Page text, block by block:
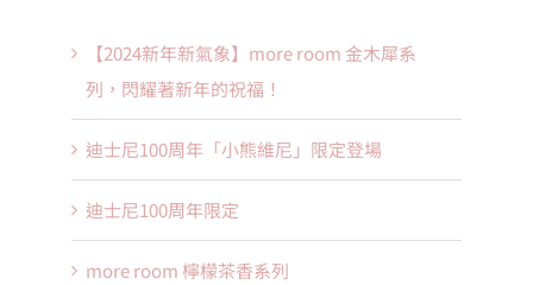
【2024新年新氣象】more room 金木犀系
列，閃耀著新年的祝福！
迪士尼100周年「小熊維尼」限定登場
迪士尼100周年限定
more room 檸檬茶香系列